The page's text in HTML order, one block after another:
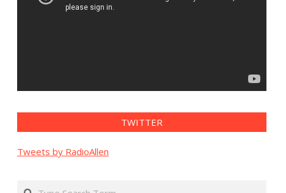
TWITTER
Tweets by RadioAllen
Search